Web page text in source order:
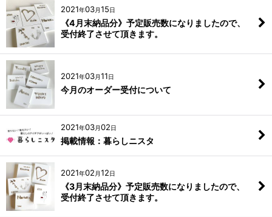
2021年03月15日
《4月末納品分》予定販売数になりましたので、
受付終了させて頂きます。
2021年03月11日
今月のオーダー受付について
2021年03月02日
掲載情報：暮らしニスタ
2021年02 月12日
《3月末納品分》予定販売数になりましたので、
受付終了させて頂きます。